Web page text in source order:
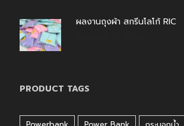
ผลงานถุงผ้า สกรีนโลโก้ RIC
PRODUCT TAGS